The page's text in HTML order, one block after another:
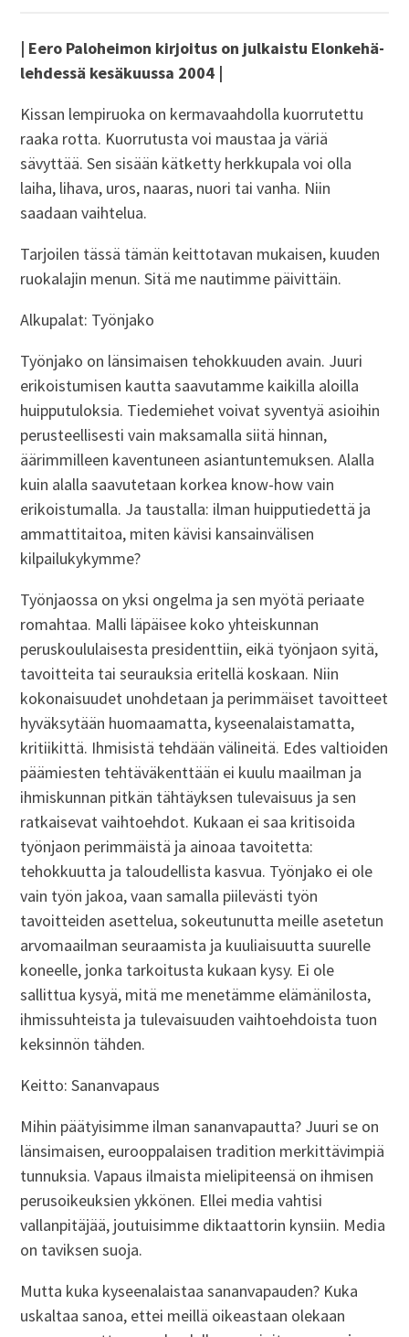
| Eero Paloheimon kirjoitus on julkaistu Elonkehä-
lehdessä kesäkuussa 2004 |
Kissan lempiruoka on kermavaahdolla kuorrutettu
raaka rotta. Kuorrutusta voi maustaa ja väriä
sävyttää. Sen sisään kätketty herkkupala voi olla
laiha, lihava, uros, naaras, nuori tai vanha. Niin
saadaan vaihtelua.
Tarjoilen tässä tämän keittotavan mukaisen, kuuden
ruokalajin menun. Sitä me nautimme päivittäin.
Alkupalat: Työnjako
Työnjako on länsimaisen tehokkuuden avain. Juuri
erikoistumisen kautta saavutamme kaikilla aloilla
huipputuloksia. Tiedemiehet voivat syventyä asioihin
perusteellisesti vain maksamalla siitä hinnan,
äärimmilleen kaventuneen asiantuntemuksen. Alalla
kuin alalla saavutetaan korkea know-how vain
erikoistumalla. Ja taustalla: ilman huipputiedettä ja
ammattitaitoa, miten kävisi kansainvälisen
kilpailukykymme?
Työnjaossa on yksi ongelma ja sen myötä periaate
romahtaa. Malli läpäisee koko yhteiskunnan
peruskoululaisesta presidenttiin, eikä työnjaon syitä,
tavoitteita tai seurauksia eritellä koskaan. Niin
kokonaisuudet unohdetaan ja perimmäiset tavoitteet
hyväksytään huomaamatta, kyseenalaistamatta,
kritiikittä. Ihmisistä tehdään välineitä. Edes valtioiden
päämiesten tehtäväkenttään ei kuulu maailman ja
ihmiskunnan pitkän tähtäyksen tulevaisuus ja sen
ratkaisevat vaihtoehdot. Kukaan ei saa kritisoida
työnjaon perimmäistä ja ainoaa tavoitetta:
tehokkuutta ja taloudellista kasvua. Työnjako ei ole
vain työn jakoa, vaan samalla piilevästi työn
tavoitteiden asettelua, sokeutunutta meille asetetun
arvomaailman seuraamista ja kuuliaisuutta suurelle
koneelle, jonka tarkoitusta kukaan kysy. Ei ole
sallittua kysyä, mitä me menetämme elämänilosta,
ihmissuhteista ja tulevaisuuden vaihtoehdoista tuon
keksinnön tähden.
Keitto: Sananvapaus
Mihin päätyisimme ilman sananvapautta? Juuri se on
länsimaisen, eurooppalaisen tradition merkittävimpiä
tunnuksia. Vapaus ilmaista mielipiteensä on ihmisen
perusoikeuksien ykkönen. Ellei media vahtisi
vallanpitäjää, joutuisimme diktaattorin kynsiin. Media
on taviksen suoja.
Mutta kuka kyseenalaistaa sananvapauden? Kuka
uskaltaa sanoa, ettei meillä oikeastaan olekaan